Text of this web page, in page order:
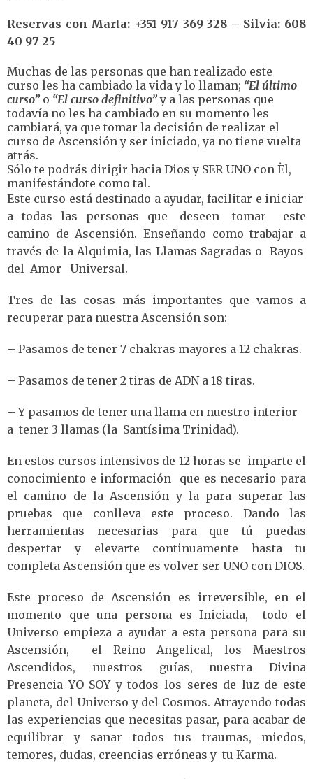
Reservas con Marta: +351 917 369 328 – Silvia: 608
40 97 25
Muchas de las personas que han realizado este
curso les ha cambiado la vida y lo llaman; “El último
curso” o “El curso definitivo”y a las personas que
todavía no les ha cambiado en su momento les
cambiará, ya que tomar la decisión de realizar el
curso de Ascensión y ser iniciado, ya no tiene vuelta
atrás.
Sólo te podrás dirigir hacia Dios y SER UNO con Èl,
manifestándote como tal.
Este curso está destinado a ayudar, facilitar e iniciar
a todas las personas que deseen tomar este
camino de Ascensión. Enseñando como trabajar a
través de la Alquimia, las Llamas Sagradas o Rayos
del Amor Universal.
Tres de las cosas más importantes que vamos a
recuperar para nuestra Ascensión son:
– Pasamos de tener 7 chakras mayores a 12 chakras.
– Pasamos de tener 2 tiras de ADN a 18 tiras.
– Y pasamos de tener una llama en nuestro interior
a tener 3 llamas (la Santísima Trinidad).
En estos cursos intensivos de 12 horas se imparte el
conocimiento e información que es necesario para
el camino de la Ascensión y la para superar las
pruebas que conlleva este proceso. Dando las
herramientas necesarias para que tú puedas
despertar y elevarte continuamente hasta tu
completa Ascensión que es volver ser UNO con DIOS.
Este proceso de Ascensión es irreversible, en el
momento que una persona es Iniciada, todo el
Universo empieza a ayudar a esta persona para su
Ascensión, el Reino Angelical, los Maestros
Ascendidos, nuestros guías, nuestra Divina
Presencia YO SOY y todos los seres de luz de este
planeta, del Universo y del Cosmos. Atrayendo todas
las experiencias que necesitas pasar, para acabar de
equilibrar y sanar todos tus traumas, miedos,
temores, dudas, creencias erróneas y tu Karma.